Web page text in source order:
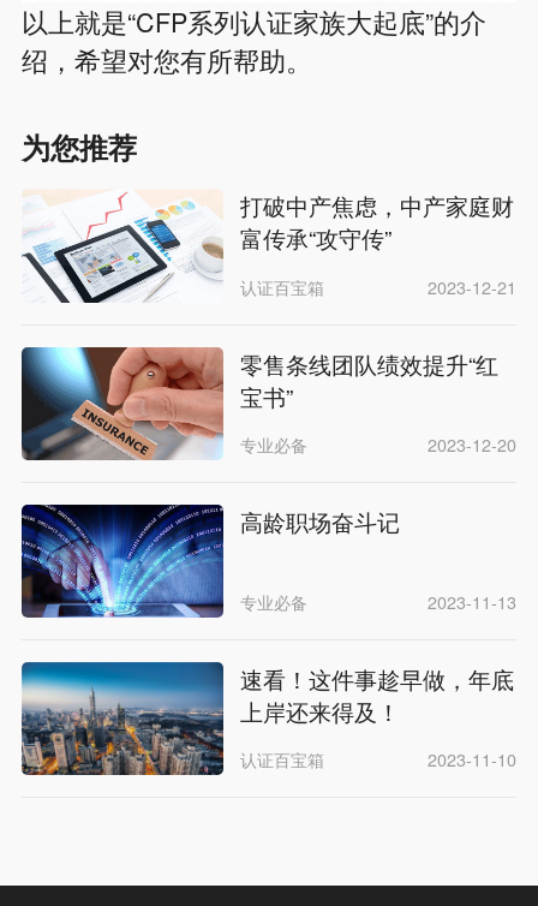
以上就是“CFP系列认证家族大起底”的介
绍，希望对您有所帮助。
为您推荐
打破中产焦虑，中产家庭财
富传承“攻守传”
认证百宝箱 2023-12-21
零售条线团队绩效提升“红
宝书”
专业必备 2023-12-20
高龄职场奋斗记
专业必备 2023-11-13
速看！这件事趁早做，年底
上岸还来得及！
认证百宝箱 2023-11-10